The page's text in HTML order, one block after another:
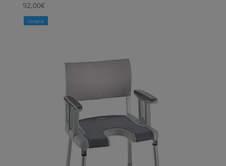
92,00€
Comprar